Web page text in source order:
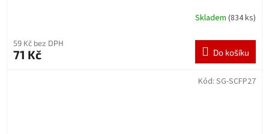
Skladem (834 ks)
59 Kč bez DPH
71 Kč Do košíku
Kód: SG-SCFP27